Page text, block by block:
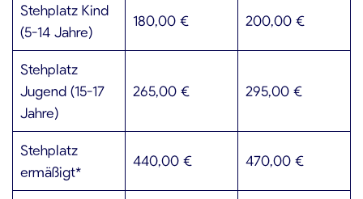
Stehplatz Kind
(5-14 Jahre)
180,00 € 200,00 €
Stehplatz
Jugend (15-17
Jahre)
265,00 € 295,00 €
Stehplatz
ermäßigt*
440,00 € 470,00 €